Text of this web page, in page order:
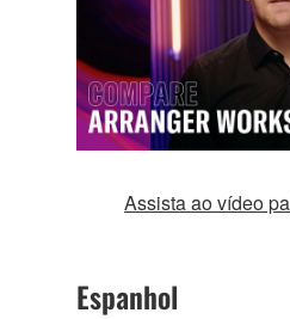
Assista ao vídeo
Espanhol